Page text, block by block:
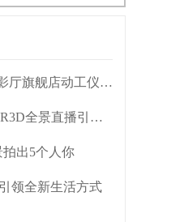
耳东国际影城暨耳东VR全景影厅旗舰店动工仪式盛大举行
激战到底丨中国电信天翼云VR3D全景直播引燃拳击热火
出5个人你
领全新生活方式